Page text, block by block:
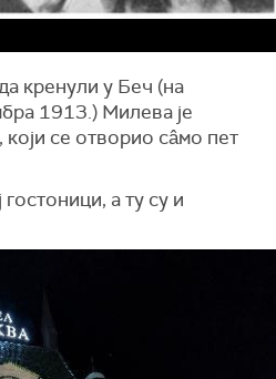
кренули у Беч (на
1913.) Милева је
се отворио сâмо пет
а ту су и